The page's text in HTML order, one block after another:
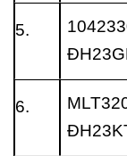
5.
6.